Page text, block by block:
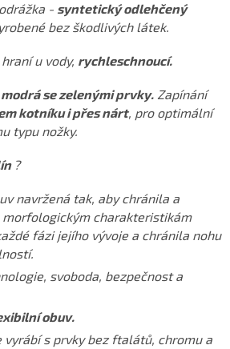
- syntetický odlehčený
bez škodlivých látek.
u vody, rychleschnoucí.
se zelenými prvky. Zapínání
kotníku i přes nárt, pro optimální
typu nožky.
?
navržená tak, aby chránila a
morfologickým charakteristikám
fázi jejího vývoje a chránila nohu
svoboda, bezpečnost a
obuv.
vyrábí s prvky bez ftalátů, chromu a